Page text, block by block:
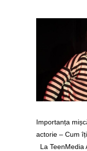
Importanța
actorie – Cum
La TeenMedia